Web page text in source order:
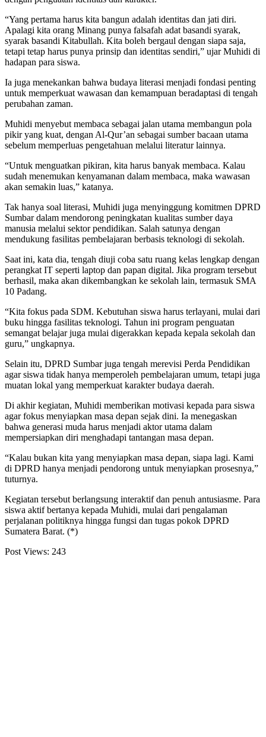
“Yang pertama harus kita bangun adalah identitas dan jati diri.
Apalagi kita orang Minang punya falsafah adat basandi syarak,
syarak basandi Kitabullah. Kita boleh bergaul dengan siapa saja,
tetapi tetap harus punya prinsip dan identitas sendiri,” ujar Muhidi di
hadapan para siswa.
Ia juga menekankan bahwa budaya literasi menjadi fondasi penting
untuk memperkuat wawasan dan kemampuan beradaptasi di tengah
perubahan zaman.
Muhidi menyebut membaca sebagai jalan utama membangun pola
pikir yang kuat, dengan Al-Qur’an sebagai sumber bacaan utama
sebelum memperluas pengetahuan melalui literatur lainnya.
“Untuk menguatkan pikiran, kita harus banyak membaca. Kalau
sudah menemukan kenyamanan dalam membaca, maka wawasan
akan semakin luas,” katanya.
Tak hanya soal literasi, Muhidi juga menyinggung komitmen DPRD
Sumbar dalam mendorong peningkatan kualitas sumber daya
manusia melalui sektor pendidikan. Salah satunya dengan
mendukung fasilitas pembelajaran berbasis teknologi di sekolah.
Saat ini, kata dia, tengah diuji coba satu ruang kelas lengkap dengan
perangkat IT seperti laptop dan papan digital. Jika program tersebut
berhasil, maka akan dikembangkan ke sekolah lain, termasuk SMA
10 Padang.
“Kita fokus pada SDM. Kebutuhan siswa harus terlayani, mulai dari
buku hingga fasilitas teknologi. Tahun ini program penguatan
semangat belajar juga mulai digerakkan kepada kepala sekolah dan
guru,” ungkapnya.
Selain itu, DPRD Sumbar juga tengah merevisi Perda Pendidikan
agar siswa tidak hanya memperoleh pembelajaran umum, tetapi juga
muatan lokal yang memperkuat karakter budaya daerah.
Di akhir kegiatan, Muhidi memberikan motivasi kepada para siswa
agar fokus menyiapkan masa depan sejak dini. Ia menegaskan
bahwa generasi muda harus menjadi aktor utama dalam
mempersiapkan diri menghadapi tantangan masa depan.
“Kalau bukan kita yang menyiapkan masa depan, siapa lagi. Kami
di DPRD hanya menjadi pendorong untuk menyiapkan prosesnya,”
tuturnya.
Kegiatan tersebut berlangsung interaktif dan penuh antusiasme. Para
siswa aktif bertanya kepada Muhidi, mulai dari pengalaman
perjalanan politiknya hingga fungsi dan tugas pokok DPRD
Sumatera Barat. (*)
Post Views: 243